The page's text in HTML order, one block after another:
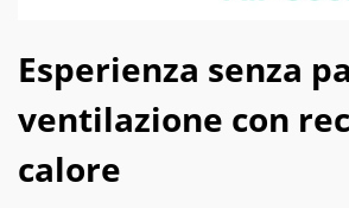
Esperienza senza
ventilazione con
calore